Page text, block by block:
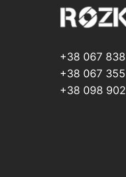
+38 067
+38 067
+38 098